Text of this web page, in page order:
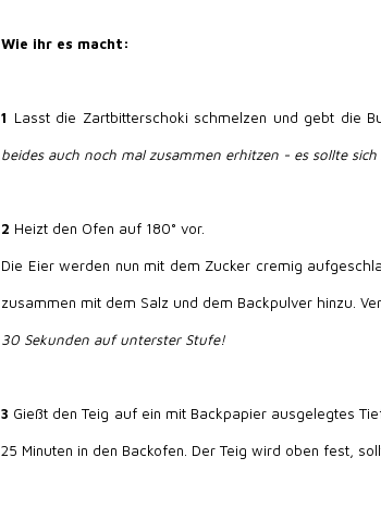
Wie ihr es macht:
1 Lasst die Zartbitterschoki schmelzen und gebt die
beides auch noch mal zusammen erhitzen - es sollte
2 Heizt den Ofen auf 180° vor.
Die Eier werden nun mit dem Zucker cremig
zusammen mit dem Salz und dem Backpulver hinzu.
30 Sekunden auf unterster Stufe!
3 Gießt den Teig auf ein mit Backpapier ausgelegtes
25 Minuten in den Backofen. Der Teig wird oben fest,